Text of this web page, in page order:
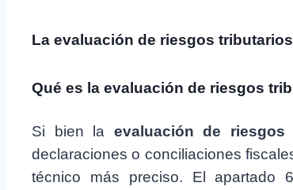
La evaluación de riesgos
Qué es la evaluación de riesgos
Si bien la evaluación de riesgos
declaraciones o conciliaciones
técnico más preciso. El apartado